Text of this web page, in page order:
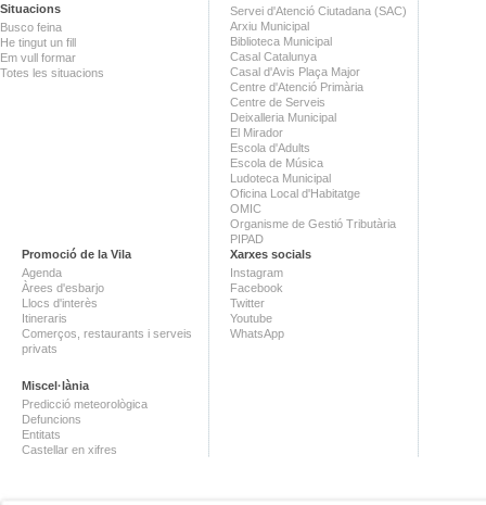
Situacions
Busco feina
He tingut un fill
Em vull formar
Totes les situacions
Servei d'Atenció Ciutadana (SAC)
Arxiu Municipal
Biblioteca Municipal
Casal Catalunya
Casal d'Avis Plaça Major
Centre d'Atenció Primària
Centre de Serveis
Deixalleria Municipal
El Mirador
Escola d'Adults
Escola de Música
Ludoteca Municipal
Oficina Local d'Habitatge
OMIC
Organisme de Gestió Tributària
PIPAD
Promoció de la Vila
Agenda
Àrees d'esbarjo
Llocs d'interès
Itineraris
Comerços, restaurants i serveis
privats
Miscel·lània
Predicció meteorològica
Defuncions
Entitats
Castellar en xifres
Xarxes socials
Instagram
Facebook
Twitter
Youtube
WhatsApp